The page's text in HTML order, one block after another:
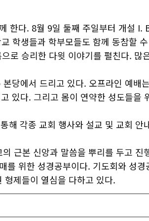
한다. 8월 9일 둘째 주일부터 개
학생들과 학부모들도 함께 동참할
로 승리한 다윗 이야기를 펼친다. 많
당에서 드리고 있다. 오프라인 예배
있다. 그리고 몸이 연약한 성도들을
각종 교회 행사와 설교 및 교회 안
근본 신앙과 말씀을 뿌리를 두고
위한 성경공부이다. 기도회와 성
제들이 열심을 다하고 있다.